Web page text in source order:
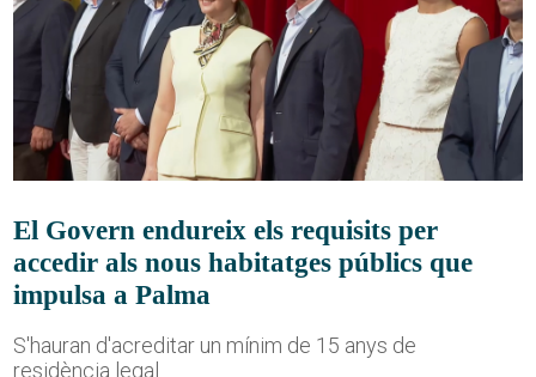
El Govern endureix els requisits per
accedir als nous habitatges públics que
impulsa a Palma
S'hauran d'acreditar un mínim de 15 anys de
residència legal